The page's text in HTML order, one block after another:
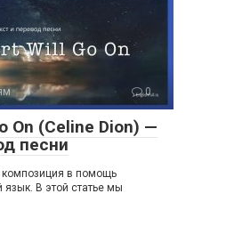
0
On (Celine Dion) —
песни
в помощь
В этой статье мы